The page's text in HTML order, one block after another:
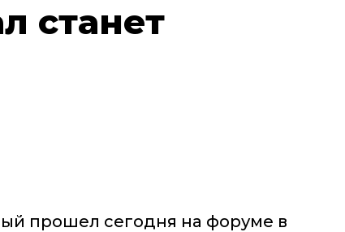
станет
прошел сегодня на форуме в